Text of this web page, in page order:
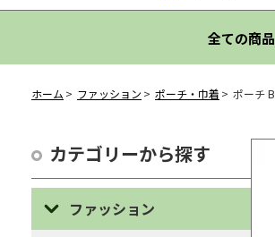
全ての商品
ホーム ファッション ポーチ・巾着 ポーチ B
カテゴリーから探す
ファッション